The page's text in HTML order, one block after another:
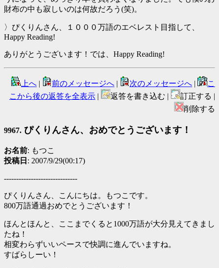
財布の中も寂しいのは何故だろう(笑)。
〉ぴくりんさん、１０００万語のエベレスト目指して、
Happy Reading!
ありがとうございます！では、Happy Reading!
上へ | 前のメッセージへ | 次のメッセージへ |
こ
こから後の返答を全表示 | 返答を書き込む |
訂正する |
削除する
9967. ぴくりんさん、おめでとうございます！
お名前: もつこ
投稿日 : 2007/9/29(00:17)
------------------------------
ぴくりんさん、こんにちは。もつこです。
800万語通過おめでとうございます！
ほんとほんと、ここまでくると1000万語が大分見えてきまし
たね！
相変わらずいいペースで快調に進んでいますね。
すばらしーい！